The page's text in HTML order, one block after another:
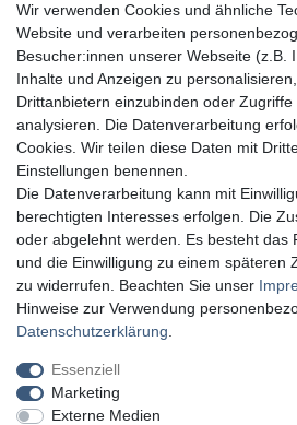
Wir verwenden Cookies und ähnliche
Website und verarbeiten
Besucher:innen unserer Webseite (z.B.
Inhalte und Anzeigen zu
Drittanbietern einzubinden oder
analysieren. Die Datenverarbeitung
Cookies. Wir teilen diese Daten mit
Einstellungen benennen.
Die Datenverarbeitung kann mit
berechtigten Interesses erfolgen. Die
oder abgelehnt werden. Es besteht das
und die Einwilligung zu einem späteren
zu widerrufen. Beachten Sie unser
Hinweise zur Verwendung
Daten­schutz­erklärung
Essenziell
Marketing
Externe Medien